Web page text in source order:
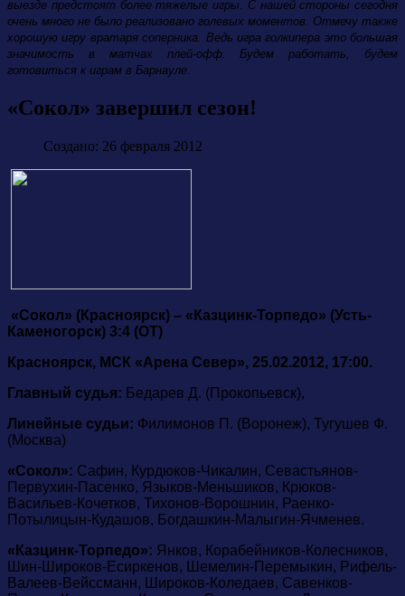
выезде предстоят более тяжелые игры. С нашей стороны сегодня
очень много не было реализовано голевых моментов. Отмечу также
хорошую игру вратаря соперника. Ведь игра голкипера это большая
значимость в матчах плей-офф. Будем работать, будем
готовиться к играм в Барнауле.
«Сокол» завершил сезон!
Создано: 26 февраля 2012
«Сокол» (Красноярск) – «Казцинк-Торпедо» (Усть-
Каменогорск) 3:4 (ОТ)
Красноярск, МСК «Арена Север», 25.02.2012, 17:00.
Главный судья: Бедарев Д. (Прокопьевск),
Линейные судьи: Филимонов П. (Воронеж), Тугушев Ф.
(Москва)
«Сокол»: Сафин, Курдюков-Чикалин, Севастьянов-
Первухин-Пасенко, Языков-Меньшиков, Крюков-
Васильев-Кочетков, Тихонов-Ворошнин, Раенко-
Потылицын-Кудашов, Богдашкин-Малыгин-Ячменев.
«Казцинк-Торпедо»: Янков, Корабейников-Колесников,
Шин-Широков-Есиркенов, Шемелин-Перемыкин, Рифель-
Валеев-Вейссманн, Широков-Коледаев, Савенков-